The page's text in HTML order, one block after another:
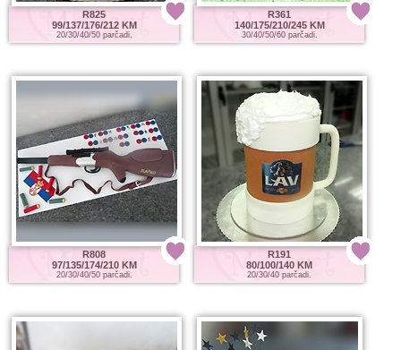
R825
99/137/176/212 KM
20/30/40/50 parčadi.
R361
140/175/210/245 KM
30/40/50/60 parčadi.
R808
97/135/174/210 KM
20/30/40/50 parčadi.
R191
80/100/140 KM
20/30/40 parčadi.